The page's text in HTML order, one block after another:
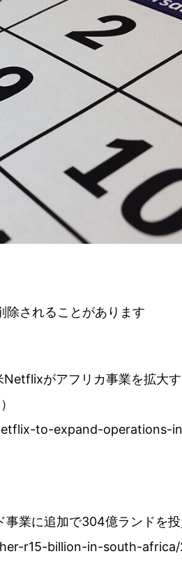
除されることがあります
がアフリカ事業を拡大
to-expand-
業に追加で304億ランドを投
r15-billion-in-south-